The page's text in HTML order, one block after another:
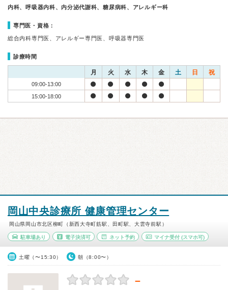
内科、呼吸器内科、内分泌代謝科、糖尿病科、アレルギー科
専門医・資格：
総合内科専門医、アレルギー専門医、呼吸器専門医
診療時間
月 火 水 木 金 土 日 祝
09:00-13:00
15:00-18:00
岡山中央診療所 健康管理センター
岡山県岡山市北区柳町（新西大寺町筋駅、田町駅、大雲寺前駅）
駐車場あり 電子決済可 ネット予約 マイナ受付 (スマホ可)
土曜（〜15:30） 朝（8:00〜）
－